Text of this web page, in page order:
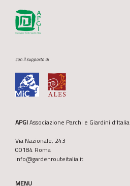
con il supporto di
APGIAssociazione Parchi e Giardini d’Italia
Via Nazionale, 243
00184 Roma
info@gardenrouteitalia.it
MENU